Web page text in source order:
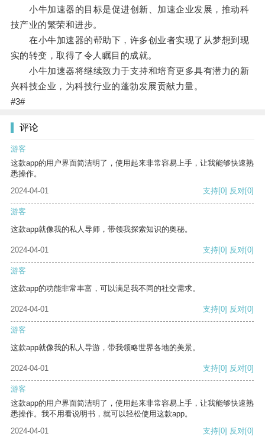
小牛加速器的目标是促进创新、加速企业发展，推动科
技产业的繁荣和进步。
在小牛加速器的帮助下，许多创业者实现了从梦想到现
实的转变，取得了令人瞩目的成就。
小牛加速器将继续致力于支持和培育更多具有潜力的新
兴科技企业，为科技行业的蓬勃发展贡献力量。
#3#
评论
游客
这款app的用户界面简洁明了，使用起来非常容易上手，让我能够快速熟
悉操作。
2024-04-01
支持[0] 反对[0]
游客
这款app就像我的私人导师，带领我探索知识的奥秘。
2024-04-01 支持[0] 反对[0]
游客
这款app的功能非常丰富，可以满足我不同的社交需求。
2024-04-01 支持[0] 反对[0]
游客
这款app就像我的私人导游，带我领略世界各地的美景。
2024-04-01 支持[0] 反对[0]
游客
这款app的用户界面简洁明了，使用起来非常容易上手，让我能够快速熟
悉操作。我不用看说明书，就可以轻松使用这款app。
2024-04-01
支持[0] 反对[0]